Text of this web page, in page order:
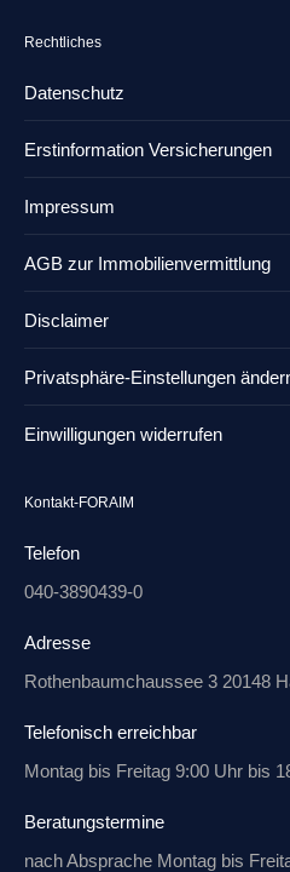
Rechtliches
Datenschutz
Erstinformation Versicherungen
Impressum
AGB zur Immobilienvermittlung
Disclaimer
Privatsphäre-Einstellungen
Einwilligungen widerrufen
Kontakt-FORAIM
Telefon
040-3890439-0
Adresse
Rothenbaumchaussee 3 20148
Telefonisch erreichbar
Montag bis Freitag 9:00 Uhr bis
Beratungstermine
nach Absprache Montag bis